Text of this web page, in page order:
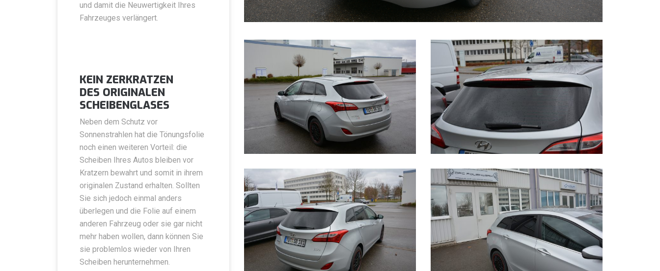
und damit die Neuwertigkeit Ihres
Fahrzeuges verlängert.
KEIN ZERKRATZEN
DES ORIGINALEN
SCHEIBENGLASES
Neben dem Schutz vor
Sonnenstrahlen hat die Tönungsfolie
noch einen weiteren Vorteil: die
Scheiben Ihres Autos bleiben vor
Kratzern bewahrt und somit in ihrem
originalen Zustand erhalten. Sollten
Sie sich jedoch einmal anders
überlegen und die Folie auf einem
anderen Fahrzeug oder sie gar nicht
mehr haben wollen, dann können Sie
sie problemlos wieder von Ihren
Scheiben herunternehmen.